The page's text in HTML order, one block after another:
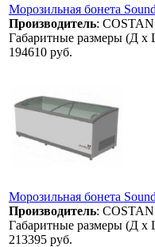
Морозильная бонета
Производитель: COSTAN
Габаритные размеры (Д x
194610 руб.
Морозильная бонета
Производитель: COSTAN
Габаритные размеры (Д x
213395 руб.